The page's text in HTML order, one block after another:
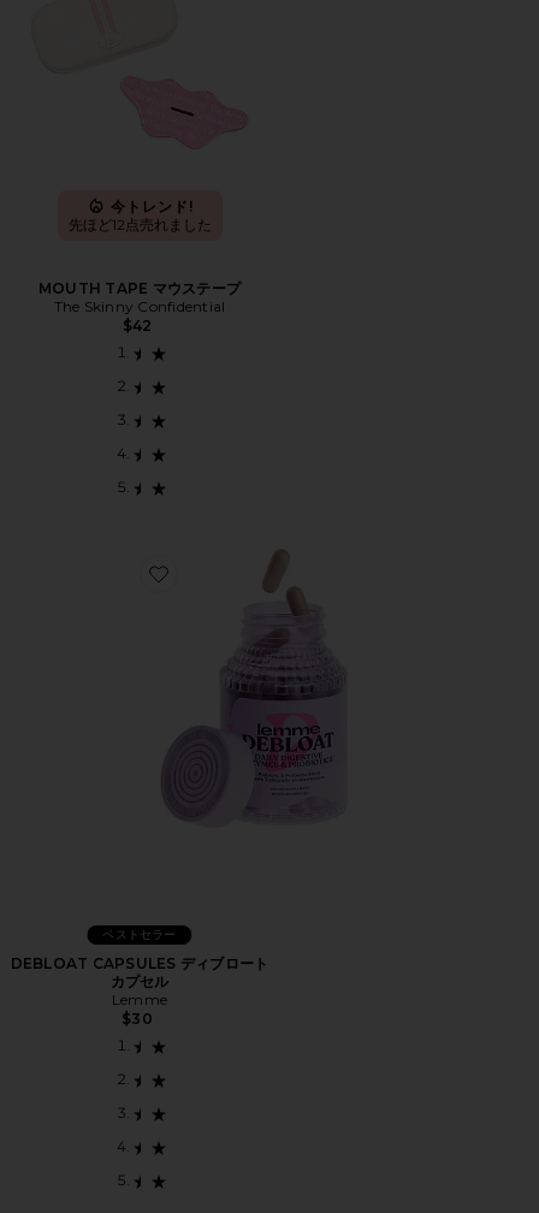
今トレンド!
先ほど12点売れました
MOUTH TAPE マウステープ
The Skinny Confidential
$42
Favorite DEBLOAT CAPSULES ディブロートカプセル
ベストセラー
DEBLOAT CAPSULES ディブロート
カプセル
Lemme
$30